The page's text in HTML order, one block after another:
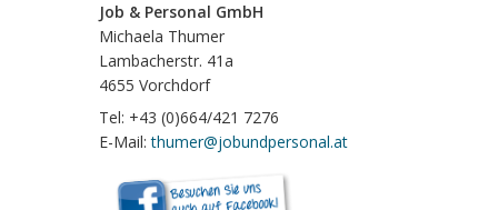
Job & Personal GmbH
Michaela Thumer
Lambacherstr. 41a
4655 Vorchdorf
Tel: +43 (0)664/421 7276
E-Mail:thumer@jobundpersonal.at